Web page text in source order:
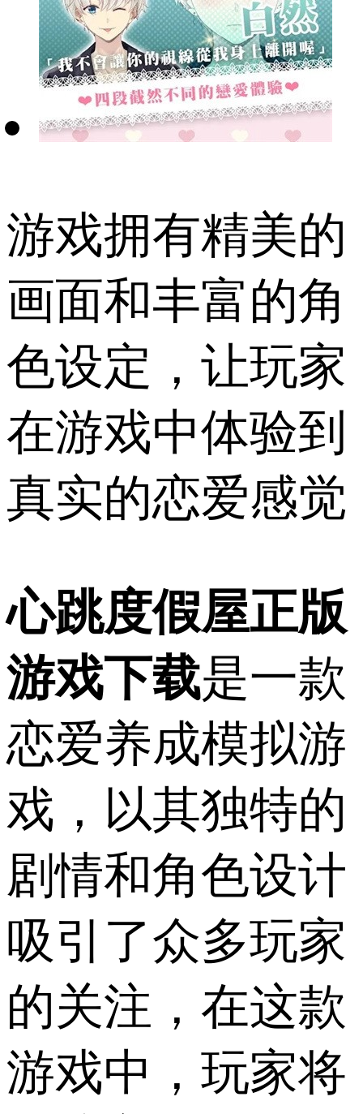
游戏拥有精美的
画面和丰富的角
色设定，让玩家
在游戏中体验到
真实的恋爱感觉
心跳度假屋正版
游戏下载是一款
恋爱养成模拟游
戏，以其独特的
剧情和角色设计
吸引了众多玩家
的关注，在这款
游戏中，玩家将